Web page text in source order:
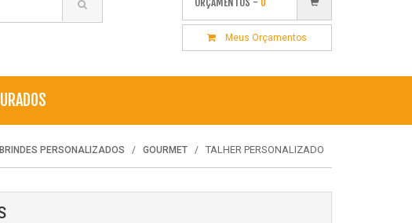
Meus Orçamentos
BRINDES PERSONALIZADOS GOURMET TALHER PERSONALIZADO